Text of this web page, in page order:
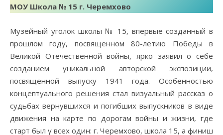
МОУ Школа № 15 г. Черемхово
Музейный уголок школы № 15, впервые созданный в
прошлом году, посвященном 80-летию Победы в
Великой Отечественной войны, ярко заявил о себе
созданием уникальной авторской экспозиции,
посвященной выпуску 1941 года. Особенностью
концептуального решения стал визуальный рассказ о
судьбах вернувшихся и погибших выпускников в виде
движения на карте по дорогам войны и жизни, где
старт был у всех один: г. Черемхово, школа 15, а финиш